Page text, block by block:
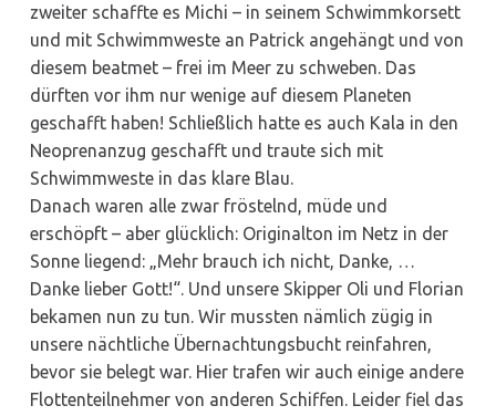
zweiter schaffte es Michi – in seinem Schwimmkorsett
und mit Schwimmweste an Patrick angehängt und von
diesem beatmet – frei im Meer zu schweben. Das
dürften vor ihm nur wenige auf diesem Planeten
geschafft haben! Schließlich hatte es auch Kala in den
Neoprenanzug geschafft und traute sich mit
Schwimmweste in das klare Blau.
Danach waren alle zwar fröstelnd, müde und
erschöpft – aber glücklich: Originalton im Netz in der
Sonne liegend: „Mehr brauch ich nicht, Danke, …
Danke lieber Gott!“. Und unsere Skipper Oli und Florian
bekamen nun zu tun. Wir mussten nämlich zügig in
unsere nächtliche Übernachtungsbucht reinfahren,
bevor sie belegt war. Hier trafen wir auch einige andere
Flottenteilnehmer von anderen Schiffen. Leider fiel das